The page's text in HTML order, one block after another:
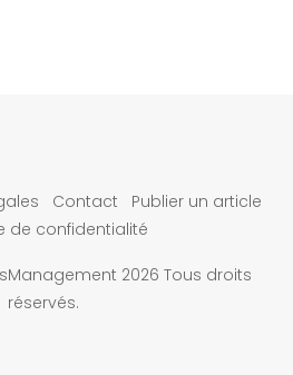
Contact
Publier un article
de confidentialité
2026 Tous droits
réservés.